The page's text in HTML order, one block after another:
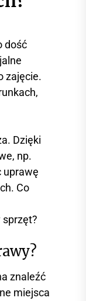
dość
zajęcie.
Dzięki
np.
uprawę
Co
sprzęt?
znaleźć
miejsca